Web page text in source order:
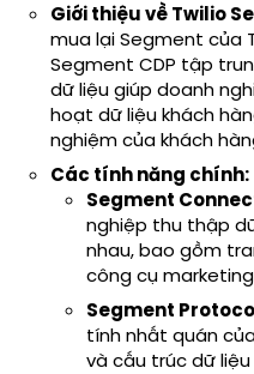
Giới thiệu về Twilio
mua lạiSegment của
Segment CDP tập
dữ liệu giúp doanh
hoạt dữ liệu khách
nghiệm của khách
Các tính năng chính:
Segment
nghiệp thu thập
nhau, bao gồm
công cụ
Segment
tính nhất quán
và cấu trúc dữ